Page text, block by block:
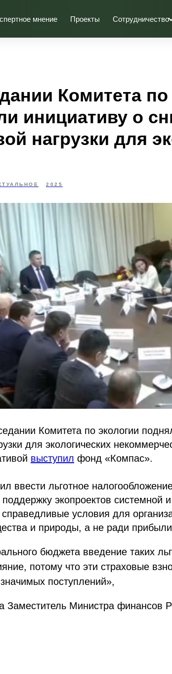
мнение Проекты Сотрудничество
Комитета по
инициативу о
нагрузки для
2025
Комитета по экологии
для экологических
выступил фонд «Компас».
ввести льготное
экопроектов системной
условия для
и природы, а не ради
бюджета введение таких
потому что эти страховые
поступлений»,
Заместитель Министра финансов